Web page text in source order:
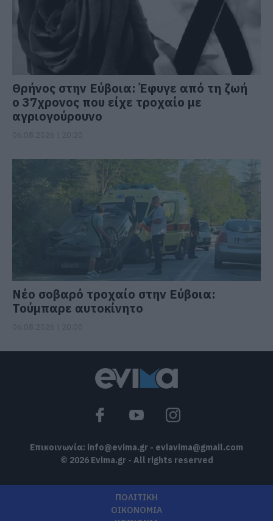
Θρήνος στην Εύβοια: Έφυγε από τη ζωή
ο 37χρονος που είχε τροχαίο με
αγριογούρουνο
Νέο σοβαρό τροχαίο στην Εύβοια:
Τούμπαρε αυτοκίνητο
Επικοινωνία: info@evima.gr - eviavima@gmail.com
© 2026 Evima.gr - All rights reserved
ΠΟΛΙΤΙΚΗ
ΟΙΚΟΝΟΜΙΑ